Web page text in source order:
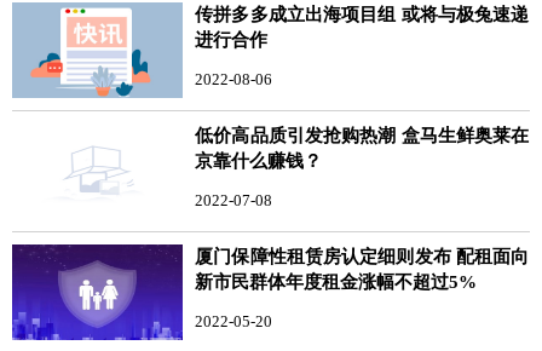
传拼多多成立出海项目组 或将与极兔速递
进行合作
2022-08-06
低价高品质引发抢购热潮 盒马生鲜奥莱在
京靠什么赚钱？
2022-07-08
厦门保障性租赁房认定细则发布 配租面向
新市民群体年度租金涨幅不超过5%
2022-05-20